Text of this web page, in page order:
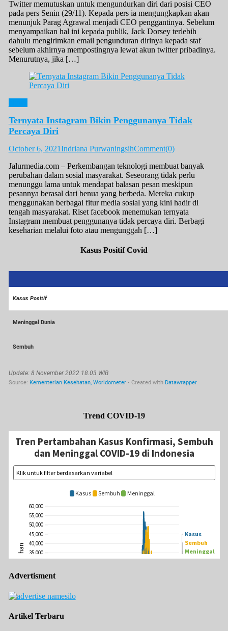
Twitter memutuskan untuk mengundurkan diri dari posisi CEO
pada pers Senin (29/11). Kepada pers ia mengungkapkan akan
menunjuk Parag Agrawal menjadi CEO penggantinya. Sebelum
menyampaikan hal ini kepada publik, Jack Dorsey terlebih
dahulu mengirimkan email pengunduran dirinya kepada staf
sebelum akhirnya mempostingnya lewat akun twitter pribadinya.
Menurutnya, jika […]
Ternyata Instagram Bikin Penggunanya Tidak
Percaya Diri
October 6, 2021Indriana PurwaningsihComment(0)
Jalurmedia.com – Perkembangan teknologi membuat banyak
perubahan dalam sosial masyarakat. Seseorang tidak perlu
menunggu lama untuk mendapat balasan pesan meskipun
pesannya berasal dari benua yang berbeda. Mereka cukup
menggunakan berbagai fitur media sosial yang kini hadir di
tengah masyarakat. Riset facebook menemukan ternyata
Instagram membuat penggunanya tidak percaya diri. Berbagi
keseharian melalui foto atau mengunggah […]
Kasus Positif Covid
Trend COVID-19
Advertisment
Artikel Terbaru